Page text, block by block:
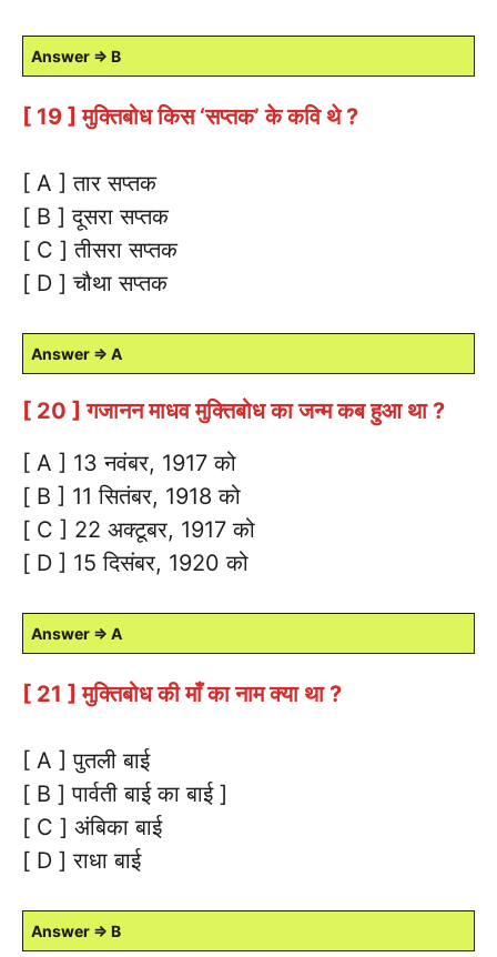
Answer ⇒ B
[ 19 ] मुक्तिबोध किस ‘सप्तक’ के कवि थे ?
[ A ] तार सप्तक
[ B ] दूसरा सप्तक
[ C ] तीसरा सप्तक
[ D ] चौथा सप्तक
Answer ⇒ A
[ 20 ] गजानन माधव मुक्तिबोध का जन्म कब हुआ था ?
[ A ] 13 नवंबर, 1917 को
[ B ] 11 सितंबर, 1918 को
[ C ] 22 अक्टूबर, 1917 को
[ D ] 15 दिसंबर, 1920 को
Answer ⇒ A
[ 21 ] मुक्तिबोध की माँ का नाम क्या था ?
[ A ] पुतली बाई
[ B ] पार्वती बाई का बाई ]
[ C ] अंबिका बाई
[ D ] राधा बाई
Answer ⇒ B